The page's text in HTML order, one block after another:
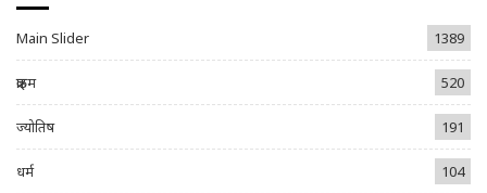
Main Slider 1389
क्राइम 520
ज्योतिष 191
धर्म 104